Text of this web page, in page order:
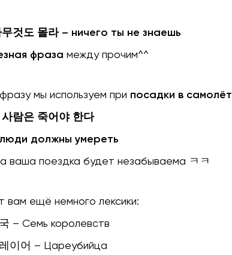
무것도 몰라 – ничего ты не знаешь
фраза между прочим^^
мы используем при посадки в самолёт
사람은 죽어야 한다
должны умереть
ваша поездка будет незабываема ㅋㅋ
вам ещё немного лексики:
– Семь королевств
이어 – Цареубийца